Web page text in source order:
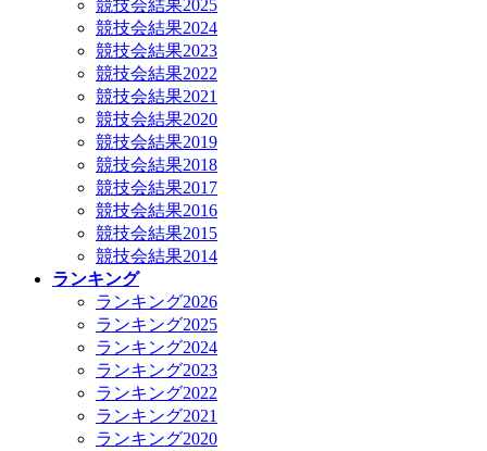
競技会結果2025
競技会結果2024
競技会結果2023
競技会結果2022
競技会結果2021
競技会結果2020
競技会結果2019
競技会結果2018
競技会結果2017
競技会結果2016
競技会結果2015
競技会結果2014
ランキング
ランキング2026
ランキング2025
ランキング2024
ランキング2023
ランキング2022
ランキング2021
ランキング2020